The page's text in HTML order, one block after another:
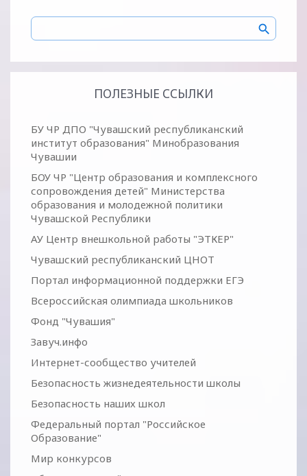
ПОЛЕЗНЫЕ ССЫЛКИ
БУ ЧР ДПО "Чувашский республиканский
институт образования" Минобразования
Чувашии
БОУ ЧР "Центр образования и комплексного
сопровождения детей" Министерства
образования и молодежной политики
Чувашской Республики
АУ Центр внешкольной работы "ЭТКЕР"
Чувашский республиканский ЦНОТ
Портал информационной поддержки ЕГЭ
Всероссийская олимпиада школьников
Фонд "Чувашия"
Завуч.инфо
Интернет-сообщество учителей
Безопасность жизнедеятельности школы
Безопасность наших школ
Федеральный портал "Российское
Образование"
Мир конкурсов